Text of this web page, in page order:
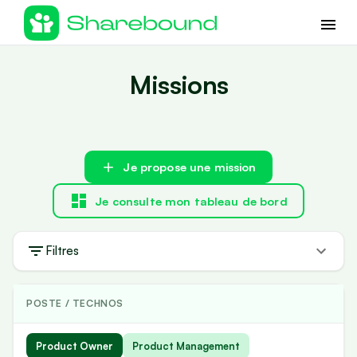
Missions
Je propose une mission
Je consulte mon tableau de bord
Filtres
POSTE / TECHNOS
Product Owner Product Management